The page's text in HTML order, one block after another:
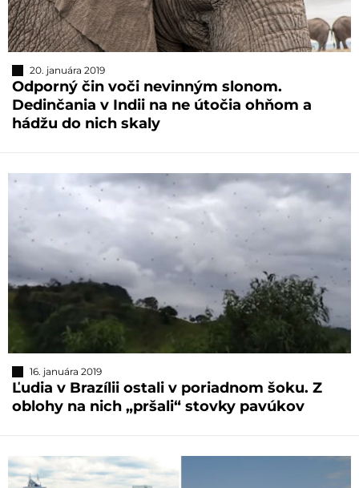
20. januára 2019
Odporný čin voči nevinným slonom.
Dedinčania v Indii na ne útočia ohňom a
hádžu do nich skaly
16. januára 2019
Ľudia v Brazílii ostali v poriadnom šoku. Z
oblohy na nich „pršali“ stovky pavúkov